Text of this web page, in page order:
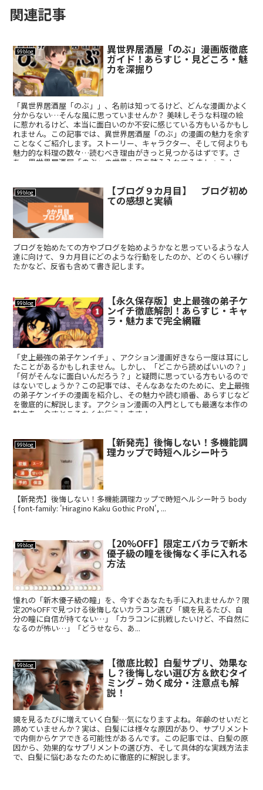
関連記事
99blog 異世界居酒屋「のぶ」漫画版徹底
ガイド！あらすじ・見どころ・魅
力を深掘り
「異世界居酒屋「のぶ」」、名前は知ってるけど、どんな漫画かよく
分からない…そんな風に思っていませんか？ 美味しそうな料理の絵
に惹かれるけど、本当に面白いのか不安に感じている方もいるかもし
れません。この記事では、異世界居酒屋「のぶ」の漫画の魅力を余す
ことなくご紹介します。ストーリー、キャラクター、そして何よりも
魅力的な料理の数々…読むべき理由がきっと見つかるはずです。さ
あ、異世界居酒屋「のぶ」の世界へ足を踏み入れてみましょう！
99blog 【ブログ９カ月目】 ブログ初め
ての感想と実績
ブログを始めたての方やブログを始めようかなと思っているような人
達に向けて、９カ月目にどのような行動をしたのか、どのくらい稼げ
たかなど、反省も含めて書き記します。
99blog 【永久保存版】史上最強の弟子ケ
ンイチ徹底解剖！あらすじ・キャ
ラ・魅力まで完全網羅
「史上最強の弟子ケンイチ」、アクション漫画好きなら一度は耳にし
たことがあるかもしれません。しかし、「どこから読めばいいの？」
「何がそんなに面白いんだろう？」と疑問に思っている方もいるので
はないでしょうか？この記事では、そんなあなたのために、史上最強
の弟子ケンイチの漫画を紹介し、その魅力や読む順番、あらすじなど
を徹底的に解説します。アクション漫画の入門としても最適な本作の
魅力を、余すところなくお伝えします！
99blog 【新発売】後悔しない！多機能調
理カップで時短ヘルシー叶う
【新発売】後悔しない！多機能調理カップで時短ヘルシー叶う body
{ font-family: 'Hiragino Kaku Gothic ProN', ...
99blog 【20%OFF】限定エバカラで新木
優子級の瞳を後悔なく手に入れる
方法
憧れの「新木優子級の瞳」を、今すぐあなたも手に入れませんか？限
定20%OFFで見つける後悔しないカラコン選び 「鏡を見るたび、自
分の瞳に自信が持てない…」「カラコンに挑戦したいけど、不自然に
なるのが怖い…」「どうせなら、あ...
99blog 【徹底比較】白髪サプリ、効果な
し？後悔しない選び方＆飲むタイ
ミング – 効く成分・注意点も解
説！
鏡を見るたびに増えていく白髪…気になりますよね。年齢のせいだと
諦めていませんか？実は、白髪には様々な原因があり、サプリメント
で内側からケアできる可能性があるんです。この記事では、白髪の原
因から、効果的なサプリメントの選び方、そして具体的な実践方法ま
で、白髪に悩むあなたのために徹底的に解説します。